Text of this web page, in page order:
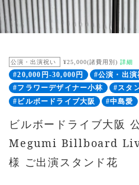
公演・出演祝い ¥25,000(諸費用別) 詳細
#20,000円-30,000円
#公演・出演
#フラワーデザイナー小林
#スタ
#ビルボードライブ大阪
#中島愛
ビルボードライブ大阪
Megumi Billboard
様 ご出演スタンド花